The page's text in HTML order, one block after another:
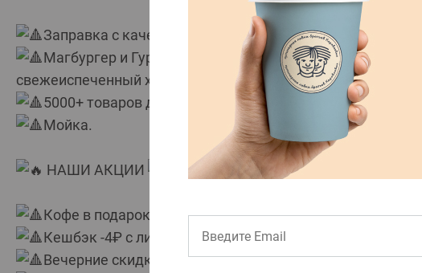
Заправка с качественным топливом;
Магбургер и Гурманика, где можно выпить вкусный
свежеиспеченный хлеб;
5000+ товаров для жизни по выгодным ценам;
Мойка.
НАШИ АКЦИИ
Кофе в подарок за заправку топливом от 1000₽/СУГ от
Кешбэк -4₽ с литра;
Вечерние скидки -40% на продукцию Гурманики с 22:00